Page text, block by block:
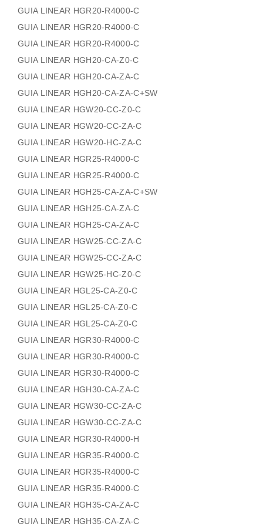
GUIA LINEAR HGR20-R4000-C
GUIA LINEAR HGR20-R4000-C
GUIA LINEAR HGR20-R4000-C
GUIA LINEAR HGH20-CA-Z0-C
GUIA LINEAR HGH20-CA-ZA-C
GUIA LINEAR HGH20-CA-ZA-C+SW
GUIA LINEAR HGW20-CC-Z0-C
GUIA LINEAR HGW20-CC-ZA-C
GUIA LINEAR HGW20-HC-ZA-C
GUIA LINEAR HGR25-R4000-C
GUIA LINEAR HGR25-R4000-C
GUIA LINEAR HGH25-CA-ZA-C+SW
GUIA LINEAR HGH25-CA-ZA-C
GUIA LINEAR HGH25-CA-ZA-C
GUIA LINEAR HGW25-CC-ZA-C
GUIA LINEAR HGW25-CC-ZA-C
GUIA LINEAR HGW25-HC-Z0-C
GUIA LINEAR HGL25-CA-Z0-C
GUIA LINEAR HGL25-CA-Z0-C
GUIA LINEAR HGL25-CA-Z0-C
GUIA LINEAR HGR30-R4000-C
GUIA LINEAR HGR30-R4000-C
GUIA LINEAR HGR30-R4000-C
GUIA LINEAR HGH30-CA-ZA-C
GUIA LINEAR HGW30-CC-ZA-C
GUIA LINEAR HGW30-CC-ZA-C
GUIA LINEAR HGR30-R4000-H
GUIA LINEAR HGR35-R4000-C
GUIA LINEAR HGR35-R4000-C
GUIA LINEAR HGR35-R4000-C
GUIA LINEAR HGH35-CA-ZA-C
GUIA LINEAR HGH35-CA-ZA-C